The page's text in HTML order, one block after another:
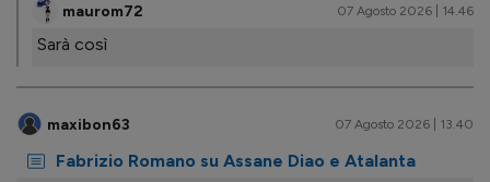
maurom72 07 Agosto 2026 | 14.46
Sarà così
maxibon63 07 Agosto 2026 | 13.40
Fabrizio Romano su Assane Diao e Atalanta